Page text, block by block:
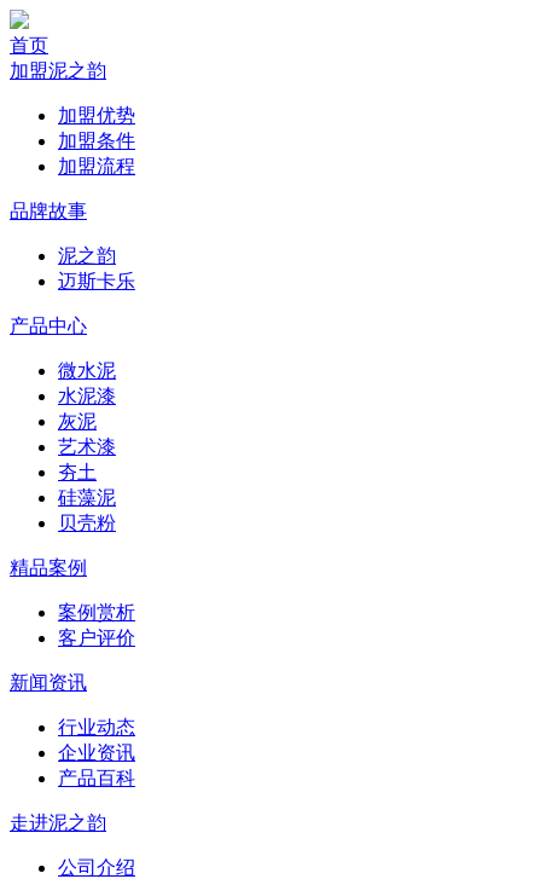
首页
加盟泥之韵
加盟优势
加盟条件
加盟流程
品牌故事
泥之韵
迈斯卡乐
产品中心
微水泥
水泥漆
灰泥
艺术漆
夯土
硅藻泥
贝壳粉
精品案例
案例赏析
客户评价
新闻资讯
行业动态
企业资讯
产品百科
走进泥之韵
公司介绍